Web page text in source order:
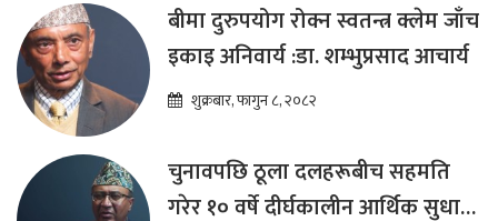
बीमा दुरुपयोग रोक्न स्वतन्त्र क्लेम जाँच
इकाइ अनिवार्य :डा. शम्भुप्रसाद आचार्य
शुक्रबार, फागुन ८, २०८२
चुनावपछि ठूला दलहरूबीच सहमति
गरेर १० वर्षे दीर्घकालीन आर्थिक सुधार